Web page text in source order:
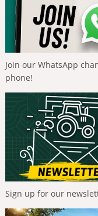
Join our WhatsApp
phone!
Sign up for our